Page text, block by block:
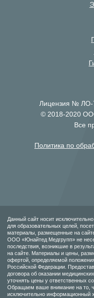
Лицензия № ЛО-
© 2018-2020
Все
Политика по
Данный сайт носит
для образовательных целей,
материалы, размещенные на
ООО «Юнайтед Медгрупп» не
последствия, возникшие в
на сайте. Материалы и цены,
офертой, определяемой
Российской Федерации.
договора об оказании
уточнять цены у ответственных
Обращаем ваше внимание на то,
исключительно информационный